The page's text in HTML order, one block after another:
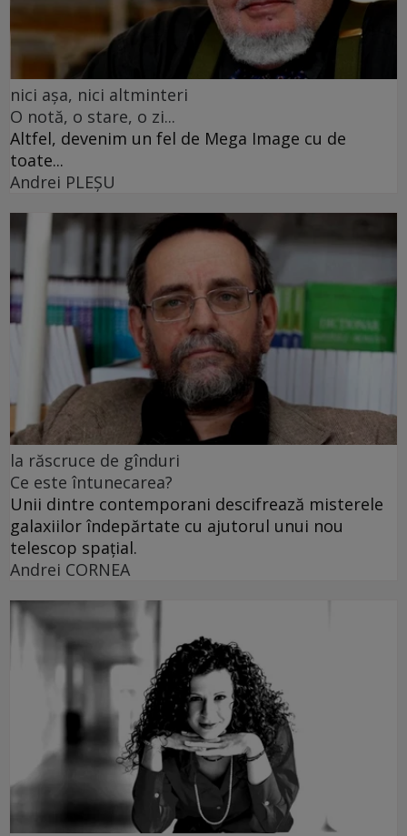
nici așa, nici altminteri
O notă, o stare, o zi...
Altfel, devenim un fel de Mega Image cu de
toate...
Andrei PLEŞU
la răscruce de gînduri
Ce este întunecarea?
Unii dintre contemporani descifrează misterele
galaxiilor îndepărtate cu ajutorul unui nou
telescop spațial.
Andrei CORNEA